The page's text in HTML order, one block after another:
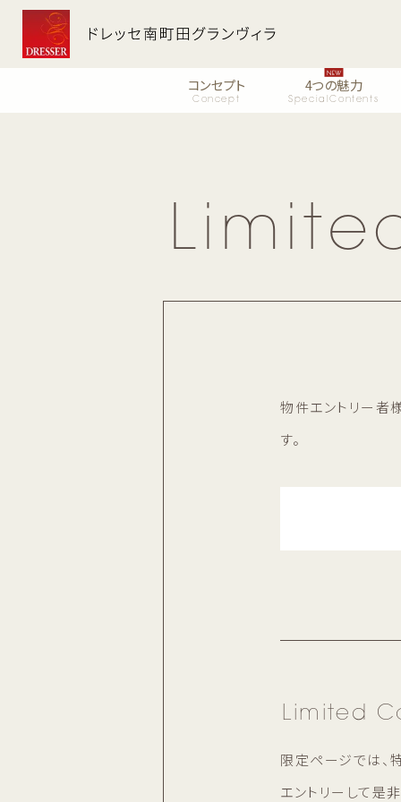
Concept
コンセプト
SpecialContents
4つの魅力
物件エントリー者
す。
Limited
限定ページでは、
エントリーして是非